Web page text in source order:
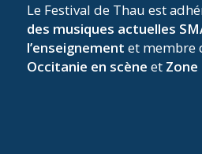
Le Festival de Thau est
des musiques actuelles
l’enseignement et membre
Occitanie en scène et